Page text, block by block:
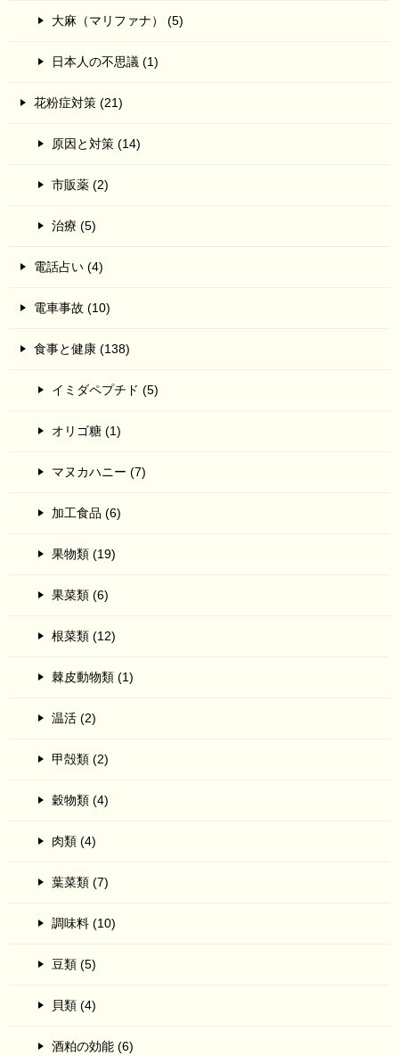
大麻（マリファナ） (5)
日本人の不思議 (1)
花粉症対策 (21)
原因と対策 (14)
市販薬 (2)
治療 (5)
電話占い (4)
電車事故 (10)
食事と健康 (138)
イミダペプチド (5)
オリゴ糖 (1)
マヌカハニー (7)
加工食品 (6)
果物類 (19)
果菜類 (6)
根菜類 (12)
棘皮動物類 (1)
温活 (2)
甲殻類 (2)
穀物類 (4)
肉類 (4)
葉菜類 (7)
調味料 (10)
豆類 (5)
貝類 (4)
酒粕の効能 (6)